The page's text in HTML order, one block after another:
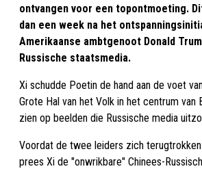
ontvangen voor een topontmoeting.
dan een week na het
Amerikaanse ambtgenoot Donald
Russische staatsmedia.
Xi schudde Poetin de hand aan de voet
Grote Hal van het Volk in het centrum van
zien op beelden die Russische media
Voordat de twee leiders zich
prees Xi de "onwrikbare" Chinees-